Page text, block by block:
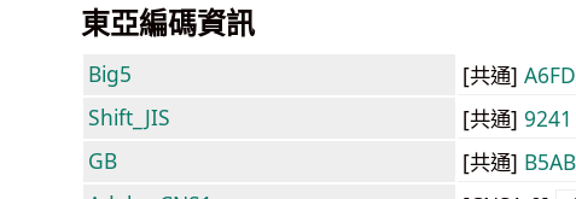
東亞編碼資訊
Big5 [共通] A6FD
Shift_JIS
[共通] 9241
GB
[共通] B5AB